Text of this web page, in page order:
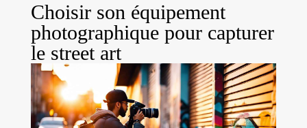
Choisir son équipement
photographique pour capturer
le street art